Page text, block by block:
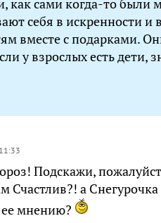
как сами когда-то
себя в искренности
вместе с подарками.
у взрослых есть дети,
Подскажи,
Счастлив?! а
мнению?